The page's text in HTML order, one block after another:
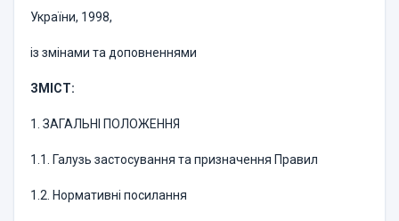
України, 1998,
із змінами та доповненнями
ЗМІСТ:
1. ЗАГАЛЬНІ ПОЛОЖЕННЯ
1.1. Галузь застосування та призначення Правил
1.2. Нормативні посилання